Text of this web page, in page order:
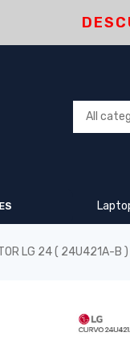
LG 24 ( 24U421A-B )